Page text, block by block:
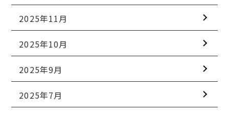
2025年11月
2025年10月
2025年9月
2025年7月